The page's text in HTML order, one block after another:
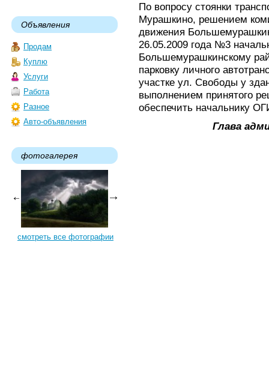
Объявления
Продам
Куплю
Услуги
Работа
Разное
Авто-объявления
фотогалерея
смотреть все фотографии
По вопросу стоянки
Мурашкино, решением
движения
26.05.2009 года №3
Большемурашкинскому
парковку личного
участке ул. Свободы у
выполнением принятого
обеспечить начальнику
Глава